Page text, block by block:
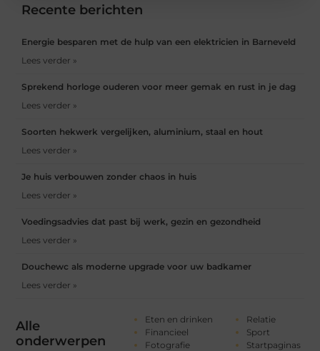
Alle
onderwerpen
Eten en drinken
Financieel
Fotografie
Relatie
Sport
Startpaginas
Recente berichten
Energie besparen met de hulp van een elektricien in Barneveld
Lees verder »
Sprekend horloge ouderen voor meer gemak en rust in je dag
Lees verder »
Soorten hekwerk vergelijken, aluminium, staal en hout
Lees verder »
Je huis verbouwen zonder chaos in huis
Lees verder »
Voedingsadvies dat past bij werk, gezin en gezondheid
Lees verder »
Douchewc als moderne upgrade voor uw badkamer
Lees verder »